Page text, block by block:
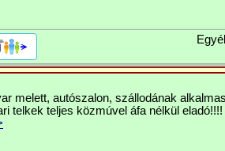
melett, autószalon, szállodának
telkek teljes közmúvel áfa nélkül eladó!!!!